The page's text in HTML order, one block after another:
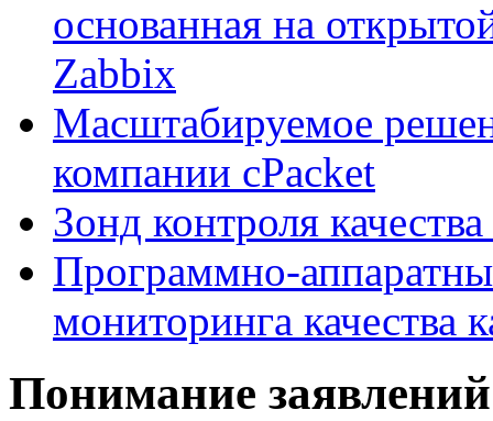
основанная на
Zabbix
Масштабируемое
компании cPacket
Зонд контроля
Программно-
мониторинга качества
Понимание заявлений